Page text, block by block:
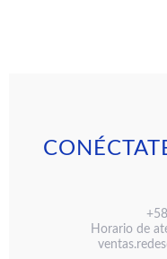
Horario de